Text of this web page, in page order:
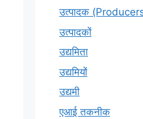
उत्पादक
उत्पादकों
उद्यमिता
उद्यमियों
उद्यमी
एआई तकनीक